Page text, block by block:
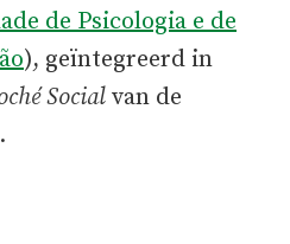
de Psicologia e de
), geïntegreerd in
Social van de